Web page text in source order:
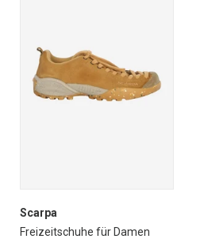
Scarpa
Freizeitschuhe für Damen